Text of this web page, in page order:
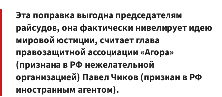
Эта поправка выгодна председателям
райсудов, она фактически нивелирует идею
мировой юстиции, считает глава
правозащитной ассоциации «Агора»
(признана в РФ нежелательной
организацией) Павел Чиков (признан в РФ
иностранным агентом).